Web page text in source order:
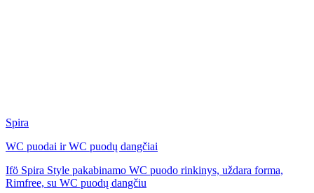
Spira
WC puodai ir WC puodų dangčiai
Ifö Spira Style pakabinamo WC puodo rinkinys, uždara forma,
Rimfree, su WC puodų dangčiu